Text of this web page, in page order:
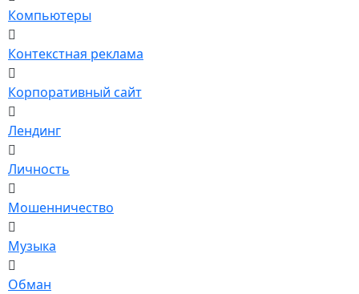
Компьютеры
Контекстная реклама
Корпоративный сайт
Лендинг
Личность
Мошенничество
Музыка
Обман